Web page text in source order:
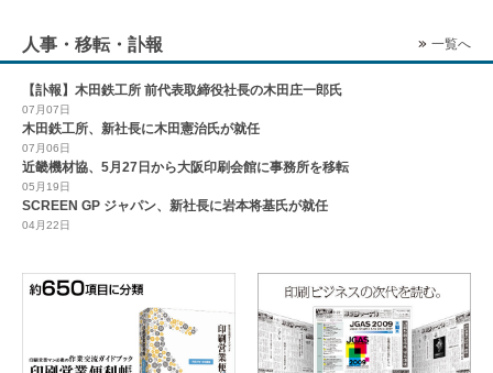
人事・移転・訃報 一覧へ
【訃報】木田鉄工所 前代表取締役社長の木田庄一郎氏
07月07日
木田鉄工所、新社長に木田憲治氏が就任
07月06日
近畿機材協、5月27日から大阪印刷会館に事務所を移転
05月19日
SCREEN GP ジャパン、新社長に岩本将基氏が就任
04月22日